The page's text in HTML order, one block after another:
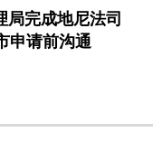
完成地尼法司
申请前沟通